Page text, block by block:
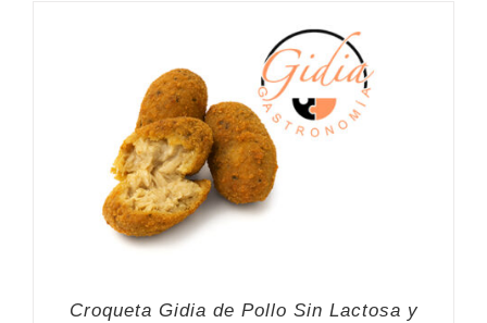
Croqueta Gidia de Pollo Sin Lactosa y